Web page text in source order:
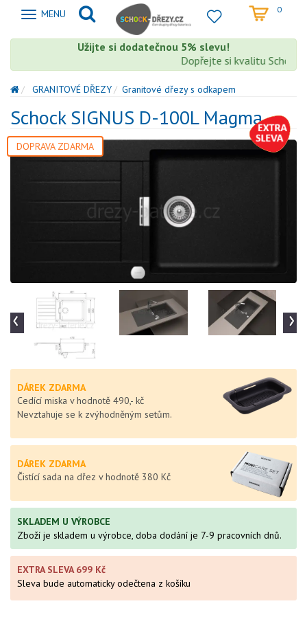
Zobrazit
MENU 0
Užijte si dodatečnou 5% slevu!
Dopřejte si kvalitu Schock s
GRANITOVÉ DŘEZY Granitové dřezy s odkapem
Schock SIGNUS D-100L Magma
DOPRAVA ZDARMA
‹ ›
DÁREK ZDARMA
Cedící miska v hodnotě 490,- kč
Nevztahuje se k zvýhodněným setům.
DÁREK ZDARMA
Čistící sada na dřez v hodnotě 380 Kč
SKLADEM U VÝROBCE
Zboží je skladem u výrobce, doba dodání je 7-9 pracovních dnů.
EXTRA SLEVA 699 Kč
Sleva bude automaticky odečtena z košíku